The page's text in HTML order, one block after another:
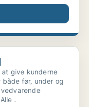
give kunderne
før, under og
.